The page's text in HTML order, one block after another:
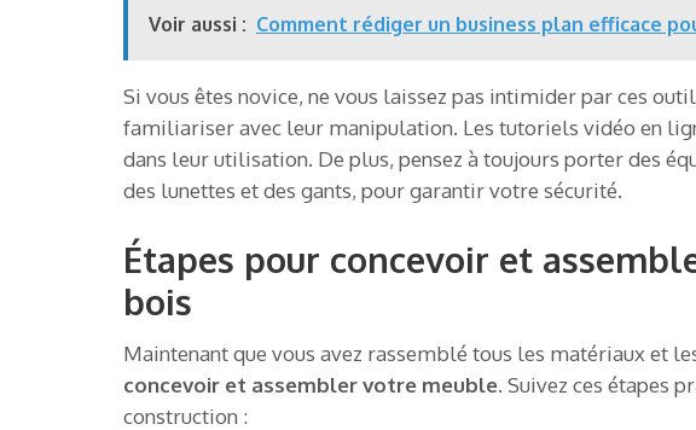
Voir aussi : Comment rédiger un business plan efficace
Si vous êtes novice, ne vous laissez pas intimider par ces
familiariser avec leur manipulation. Les tutoriels vidéo en
dans leur utilisation. De plus, pensez à toujours porter des
des lunettes et des gants, pour garantir votre sécurité.
Étapes pour concevoir et
bois
Maintenant que vous avez rassemblé tous les matériaux et
concevoir et assembler votre meuble. Suivez ces étapes
construction :